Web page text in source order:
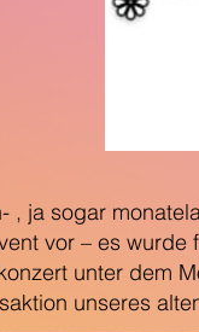
, ja sogar
vor – es
unter dem
unseres